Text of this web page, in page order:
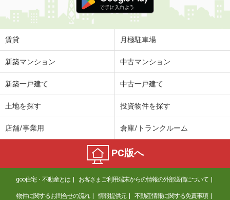
賃貸 月極駐車場
新築マンション 中古マンション
新築一戸建て 中古一戸建て
土地を探す 投資物件を探す
店舗/事業用 倉庫/トランクルーム
PC版へ
goo住宅・不動産とは お客さまご利用端末からの情報の外部送信について
物件に関するお問合せの流れ 情報提供元 不動産情報に関する免責事項